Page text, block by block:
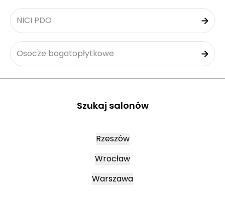
NICI PDO
Osocze bogatopłytkowe
Szukaj salonów
Rzeszów
Wrocław
Warszawa